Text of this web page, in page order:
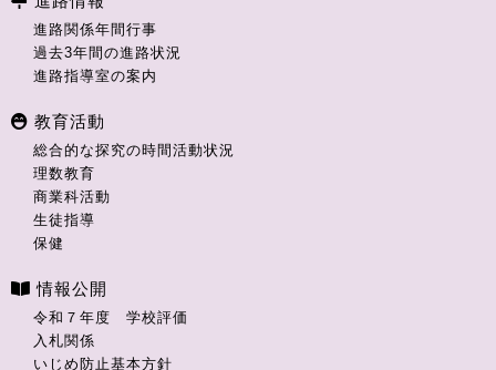
進路関係年間行事
過去3年間の進路状況
進路指導室の案内
教育活動
総合的な探究の時間活動状況
理数教育
商業科活動
生徒指導
保健
情報公開
令和７年度 学校評価
入札関係
いじめ防止基本方針